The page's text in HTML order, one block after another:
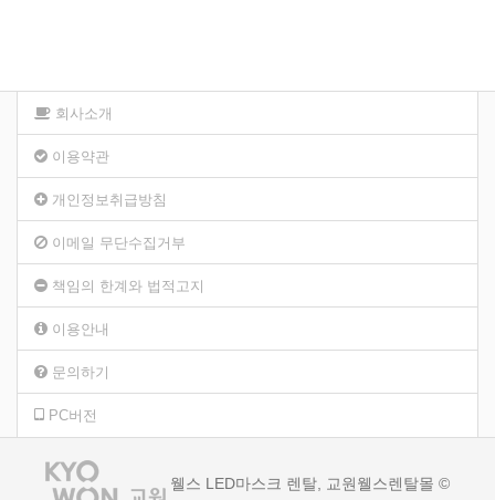
회사소개
이용약관
개인정보취급방침
이메일 무단수집거부
책임의 한계와 법적고지
이용안내
문의하기
PC버전
웰스 LED마스크 렌탈, 교원웰스렌탈몰 ©